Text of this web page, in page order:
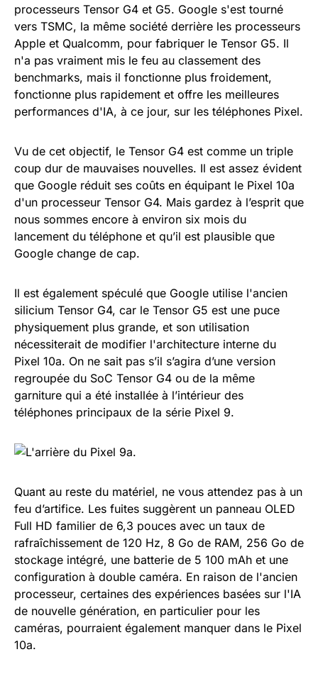
processeurs Tensor G4 et G5. Google s'est tourné
vers TSMC, la même société derrière les processeurs
Apple et Qualcomm, pour fabriquer le Tensor G5. Il
n'a pas vraiment mis le feu au classement des
benchmarks, mais il fonctionne plus froidement,
fonctionne plus rapidement et offre les meilleures
performances d'IA, à ce jour, sur les téléphones Pixel.
Vu de cet objectif, le Tensor G4 est comme un triple
coup dur de mauvaises nouvelles. Il est assez évident
que Google réduit ses coûts en équipant le Pixel 10a
d'un processeur Tensor G4. Mais gardez à l’esprit que
nous sommes encore à environ six mois du
lancement du téléphone et qu’il est plausible que
Google change de cap.
Il est également spéculé que Google utilise l'ancien
silicium Tensor G4, car le Tensor G5 est une puce
physiquement plus grande, et son utilisation
nécessiterait de modifier l'architecture interne du
Pixel 10a. On ne sait pas s’il s’agira d’une version
regroupée du SoC Tensor G4 ou de la même
garniture qui a été installée à l’intérieur des
téléphones principaux de la série Pixel 9.
Quant au reste du matériel, ne vous attendez pas à un
feu d’artifice. Les fuites suggèrent un panneau OLED
Full HD familier de 6,3 pouces avec un taux de
rafraîchissement de 120 Hz, 8 Go de RAM, 256 Go de
stockage intégré, une batterie de 5 100 mAh et une
configuration à double caméra. En raison de l'ancien
processeur, certaines des expériences basées sur l'IA
de nouvelle génération, en particulier pour les
caméras, pourraient également manquer dans le Pixel
10a.